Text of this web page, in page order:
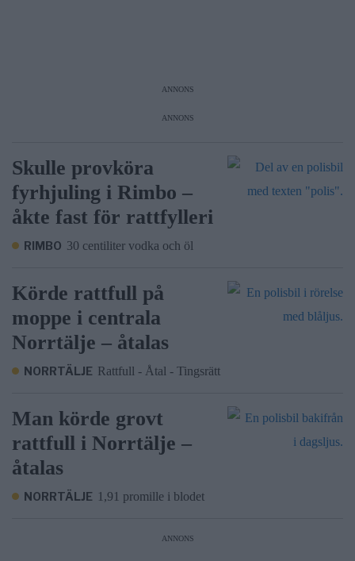
ANNONS
ANNONS
Skulle provköra
fyrhjuling i Rimbo –
åkte fast för rattfylleri
RIMBO 30 centiliter vodka och öl
Körde rattfull på
moppe i centrala
Norrtälje – åtalas
NORRTÄLJE Rattfull - Åtal - Tingsrätt
Man körde grovt
rattfull i Norrtälje –
åtalas
NORRTÄLJE 1,91 promille i blodet
ANNONS